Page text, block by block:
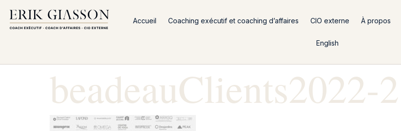
Accueil Coaching exécutif et coaching d’affaires CIO externe À propos
English
beadeauClients2022-2